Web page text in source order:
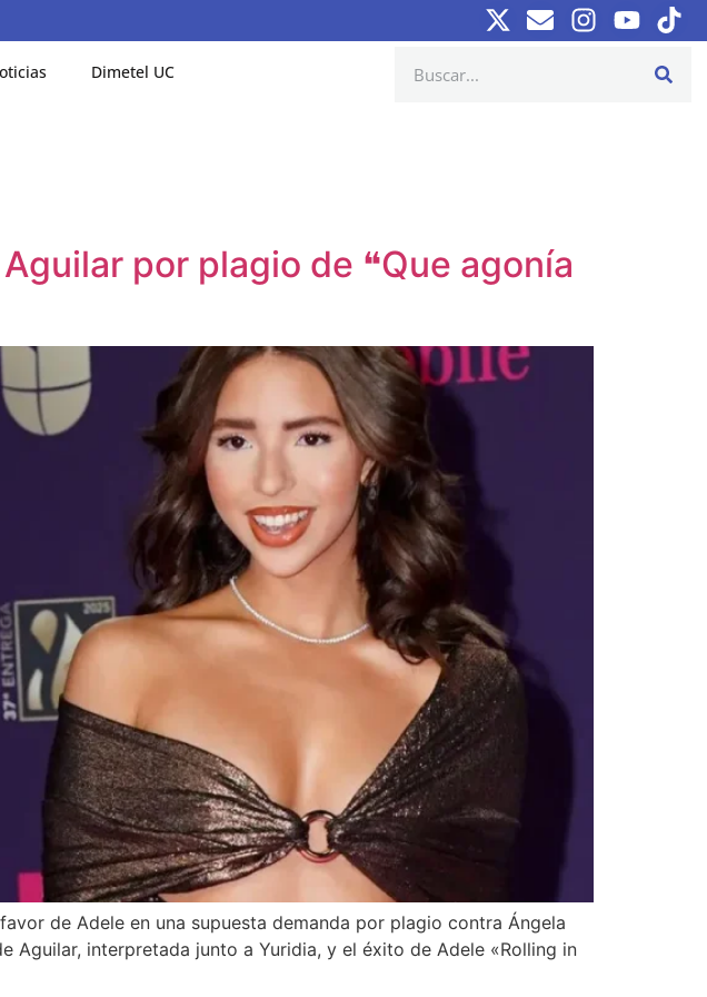
Dimetel UC
por plagio de ❝Que agonía
de Adele en una supuesta demanda por plagio contra Ángela
Aguilar, interpretada junto a Yuridia, y el éxito de Adele «Rolling in